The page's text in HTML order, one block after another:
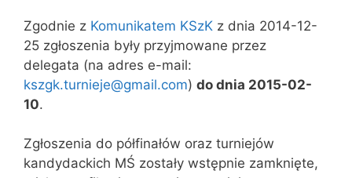
Zgodnie z Komunikatem KSzK z dnia 2014-12-
25 zgłoszenia były przyjmowane przez
delegata (na adres e-mail:
kszgk.turnieje@gmail.com) do dnia 2015-02-
10.
Zgłoszenia do półfinałów oraz turniejów
kandydackich MŚ zostały wstępnie zamknięte,